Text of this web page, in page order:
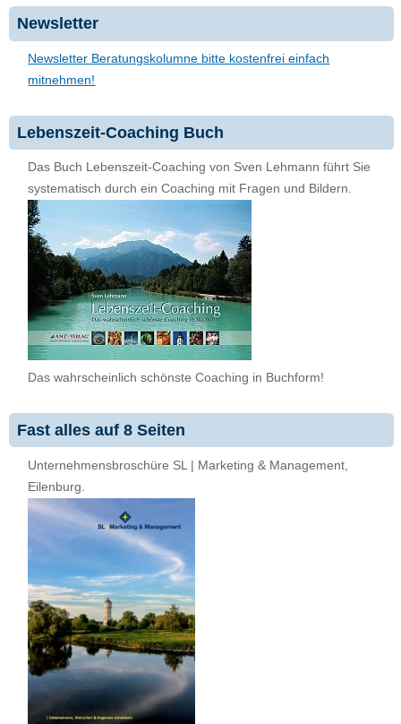
Newsletter
Newsletter Beratungskolumne bitte kostenfrei einfach
mitnehmen!
Lebenszeit-Coaching Buch
Das Buch Lebenszeit-Coaching von Sven Lehmann führt Sie
systematisch durch ein Coaching mit Fragen und Bildern.
Das wahrscheinlich schönste Coaching in Buchform!
Fast alles auf 8 Seiten
Unternehmensbroschüre SL | Marketing & Management,
Eilenburg.